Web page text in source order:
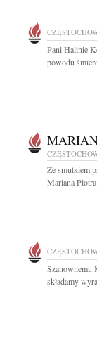
Pani Halinie
powodu
Ze smutkiem
Mariana
Szanownemu
składamy